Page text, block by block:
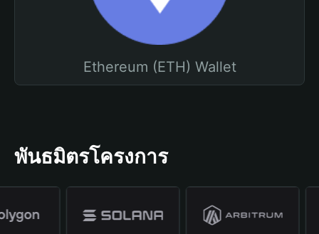
Ethereum (ETH) Wallet
พันธมิตรโครงการ